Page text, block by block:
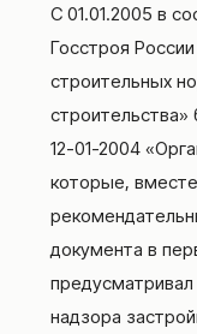
С 01.01.2005 в
Госстроя
строительных
12-01-2004
которые,
документа в
надзора